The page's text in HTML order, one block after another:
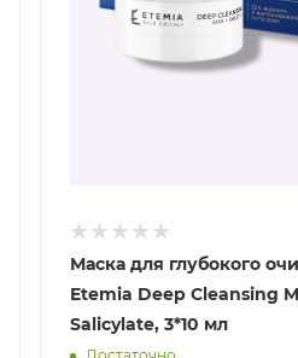
Маска для глубокого
Etemia Deep Cleansing
Salicylate, 3*10 мл